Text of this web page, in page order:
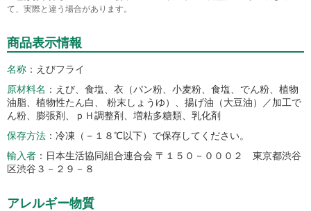
て、実際と違う場合があります。
商品表示情報
名称
えびフライ
原材料名
えび、食塩、衣（パン粉、小麦粉、食塩、でん粉、植物
油脂、植物性たん白、 粉末しょうゆ）、揚げ油（大豆油）／加工で
ん粉、膨張剤、ｐＨ調整剤、増粘多糖類、乳化剤
保存方法
冷凍（－１８℃以下）で保存してください。
輸入者
日本生活協同組合連合会 〒１５０－０００２ 東京都渋谷
区渋谷３－２９－８
アレルギー物質